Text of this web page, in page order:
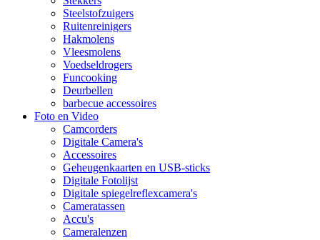
Steelstofzuigers
Ruitenreinigers
Hakmolens
Vleesmolens
Voedseldrogers
Funcooking
Deurbellen
barbecue accessoires
Foto en Video
Camcorders
Digitale Camera's
Accessoires
Geheugenkaarten en USB-sticks
Digitale Fotolijst
Digitale spiegelreflexcamera's
Cameratassen
Accu's
Cameralenzen